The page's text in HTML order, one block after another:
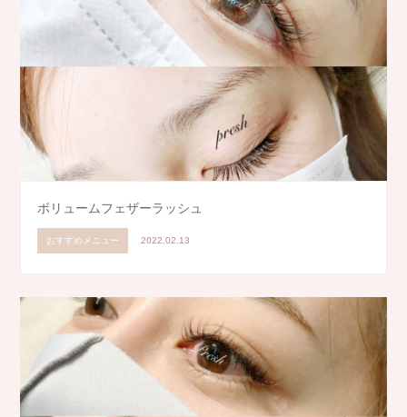
ボリュームフェザーラッシュ
おすすめメニュー 2022.02.13